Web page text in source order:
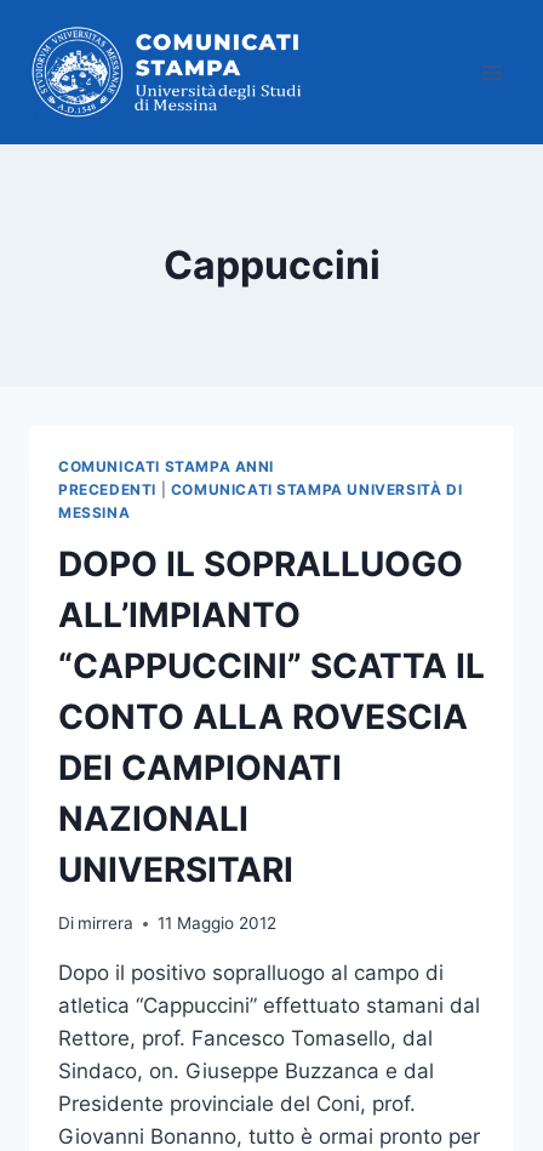
contenuto
Cappuccini
COMUNICATI STAMPA ANNI
PRECEDENTI
COMUNICATI STAMPA UNIVERSITÀ DI
MESSINA
DOPO IL SOPRALLUOGO
ALL’IMPIANTO
“CAPPUCCINI” SCATTA IL
CONTO ALLA ROVESCIA
DEI CAMPIONATI
NAZIONALI
UNIVERSITARI
Di mirrera 11 Maggio 2012
Dopo il positivo sopralluogo al campo di
atletica “Cappuccini” effettuato stamani dal
Rettore, prof. Fancesco Tomasello, dal
Sindaco, on. Giuseppe Buzzanca e dal
Presidente provinciale del Coni, prof.
Giovanni Bonanno, tutto è ormai pronto per